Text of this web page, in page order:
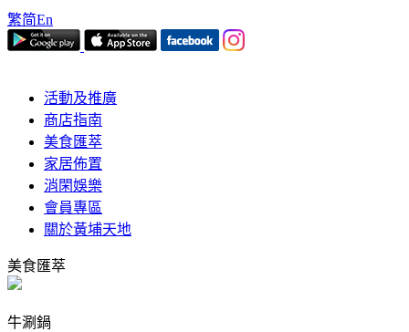
繁简En
活動及推廣
商店指南
美食匯萃
家居佈置
消閑娛樂
會員專區
關於黃埔天地
美食匯萃
牛涮鍋